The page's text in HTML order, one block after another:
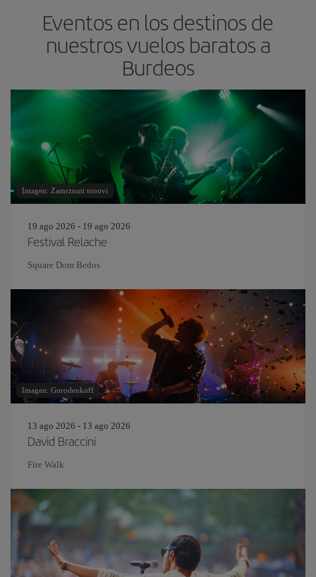
Eventos en los destinos de
nuestros vuelos baratos a
Burdeos
Imagen: Zamrznuti tonovi
19 ago 2026 - 19 ago 2026
Festival Relache
Square Dom Bedos
Imagen: Gorodenkoff
13 ago 2026 - 13 ago 2026
David Braccini
Fire Walk